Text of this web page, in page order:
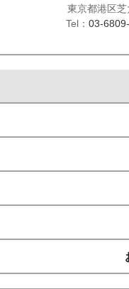
東京都港区
Tel： 03-